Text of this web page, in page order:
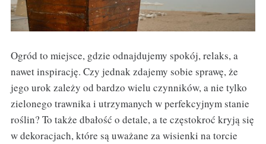
Ogród to miejsce, gdzie odnajdujemy spokój, relaks, a
nawet inspirację. Czy jednak zdajemy sobie sprawę, że
jego urok zależy od bardzo wielu czynników, a nie tylko
zielonego trawnika i utrzymanych w perfekcyjnym stanie
roślin? To także dbałość o detale, a te częstokroć kryją się
w dekoracjach, które są uważane za wisienki na torcie